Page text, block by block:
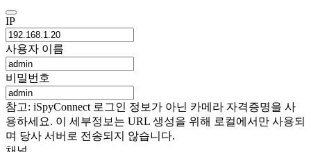
IP
사용자 이름
비밀번호
참고: iSpyConnect 로그인 정보가 아닌 카메라 자격증명을 사
용하세요. 이 세부정보는 URL 생성을 위해 로컬에서만 사용되
며 당사 서버로 전송되지 않습니다.